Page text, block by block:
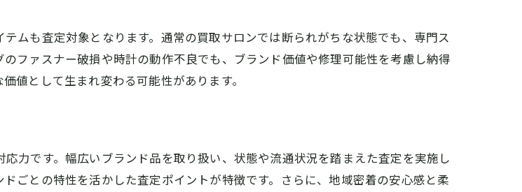
ムも査定対象となります。通常の買取サロンでは断られがちな状態でも、専門ス
ファスナー破損や時計の動作不良でも、ブランド価値や修理可能性を考慮し納得
値として生まれ変わる可能性があります。
力です。幅広いブランド品を取り扱い、状態や流通状況を踏まえた査定を実施し
ごとの特性を活かした査定ポイントが特徴です。さらに、地域密着の安心感と柔